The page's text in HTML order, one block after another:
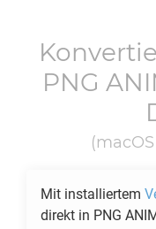
PNG
Mit installiertem
direkt in PNG